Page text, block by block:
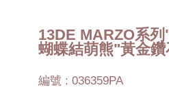
13DE MARZO系
蝴蝶結萌熊"黃金
編號 : 036359PA